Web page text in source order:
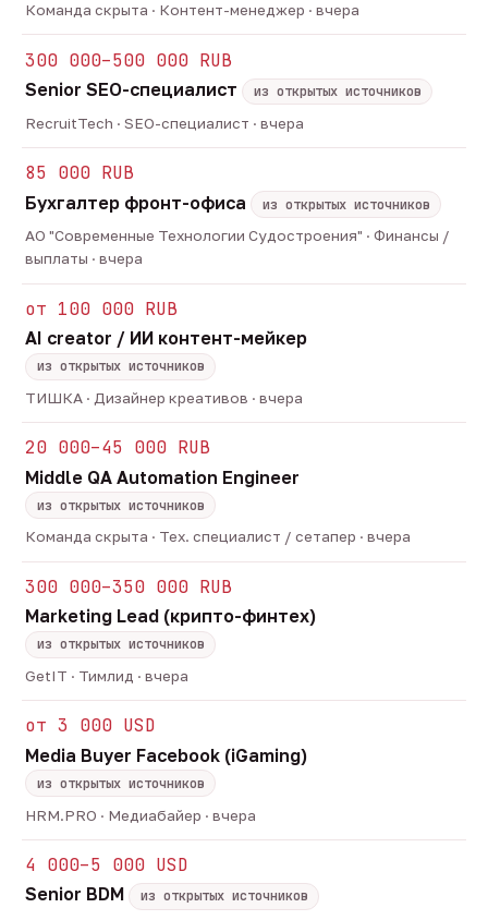
Команда скрыта · Контент-менеджер · вчера
300 000–500 000 RUB
Senior SEO-специалист
из открытых источников
RecruitTech · SEO-специалист · вчера
85 000 RUB
Бухгалтер фронт-офиса
из открытых источников
АО "Современные Технологии Судостроения" · Финансы /
выплаты · вчера
от 100 000 RUB
AI creator / ИИ контент-мейкер
из открытых источников
ТИШКА · Дизайнер креативов · вчера
20 000–45 000 RUB
Middle QA Automation Engineer
из открытых источников
Команда скрыта · Тех. специалист / сетапер · вчера
300 000–350 000 RUB
Marketing Lead (крипто-финтех)
из открытых источников
GetIT · Тимлид · вчера
от 3 000 USD
Media Buyer Facebook (iGaming)
из открытых источников
HRM.PRO · Медиабайер · вчера
4 000–5 000 USD
Senior BDM
из открытых источников